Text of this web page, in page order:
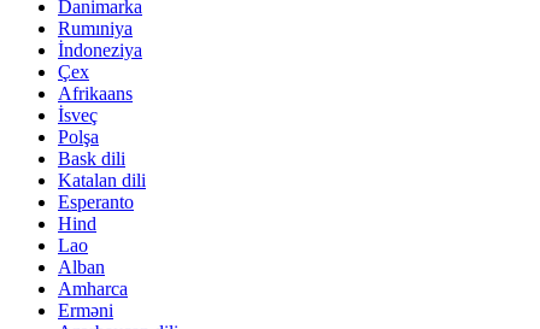
Danimarka
Rumıniya
İndoneziya
Çex
Afrikaans
İsveç
Polşa
Bask dili
Katalan dili
Esperanto
Hind
Lao
Alban
Amharca
Erməni